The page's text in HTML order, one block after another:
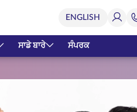
ਸਾਡੇ ਬਾਰੇ ਸੰਪਰਕ